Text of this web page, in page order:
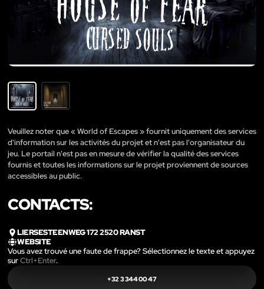
Veuillez noter que « World of Escapes » fournit uniquement des services
d'information sur les activités du projet et n'est pas l'organisateur du
jeu. Le portail n'est pas en mesure de vérifier la qualité des services
fournis et toutes les informations sur le projet proviennent de sources
accessibles au public.
CONTACTS:
LIERSESTEENWEG 172 2520 RANST
WEBSITE
Vous avez trouvé une faute de frappe? Sélectionnez le texte et appuyez
surCtrl+Enter.
+32 3 344 00 47